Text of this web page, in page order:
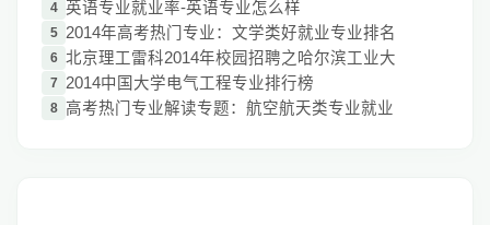
4 英语专业就业率-英语专业怎么样
5 2014年高考热门专业：文学类好就业专业排名
6 北京理工雷科2014年校园招聘之哈尔滨工业大
7 2014中国大学电气工程专业排行榜
8 高考热门专业解读专题：航空航天类专业就业